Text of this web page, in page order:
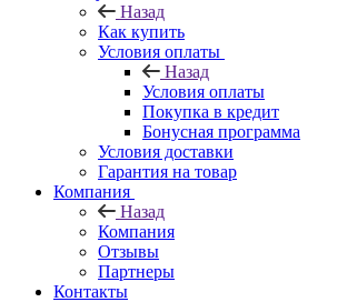
Назад
Как купить
Условия оплаты
Назад
Условия оплаты
Покупка в кредит
Бонусная программа
Условия доставки
Гарантия на товар
Компания
Назад
Компания
Отзывы
Партнеры
Контакты